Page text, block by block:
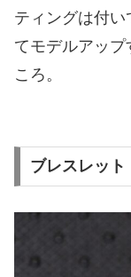
ティングは付い
てモデルアップ
ころ。
ブレスレット